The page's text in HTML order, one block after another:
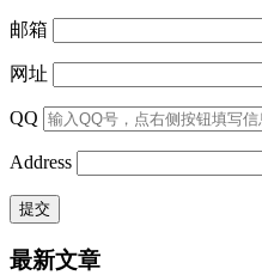
邮箱
网址
QQ
Address
最新文章